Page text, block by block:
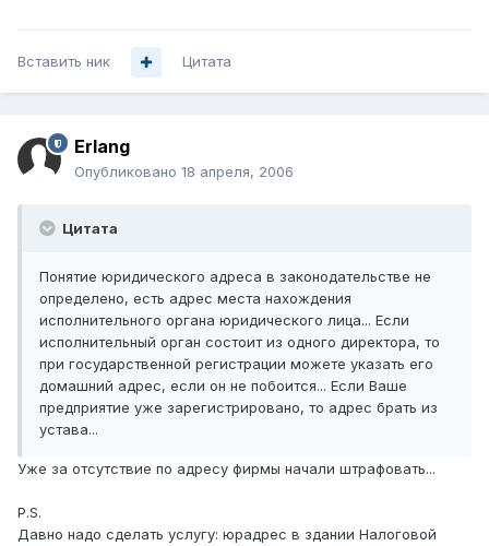
Вставить ник Цитата
Erlang
Опубликовано 18 апреля, 2006
Цитата
Понятие юридического адреса в законодательстве не
определено, есть адрес места нахождения
исполнительного органа юридического лица... Если
исполнительный орган состоит из одного директора, то
при государственной регистрации можете указать его
домашний адрес, если он не побоится... Если Ваше
предприятие уже зарегистрировано, то адрес брать из
устава...
Уже за отсутствие по адресу фирмы начали штрафовать...
P.S.
Давно надо сделать услугу: юрадрес в здании Налоговой